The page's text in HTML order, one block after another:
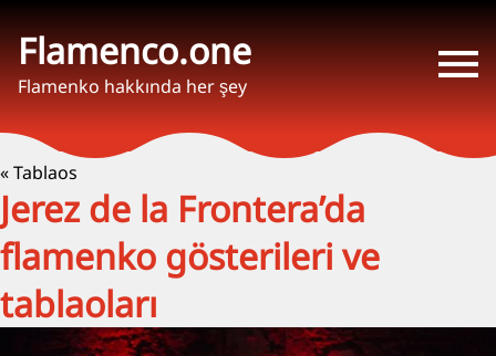
Flamenco.one
Flamenko hakkında her şey
« Tablaos
Jerez de la Frontera’da
flamenko gösterileri ve
tablaoları